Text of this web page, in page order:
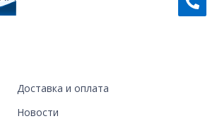
Доставка и оплата
Новости